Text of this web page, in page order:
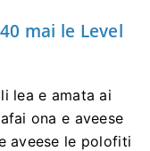
mai le Level
lea e amata ai
ona e aveese
aveese le polofiti